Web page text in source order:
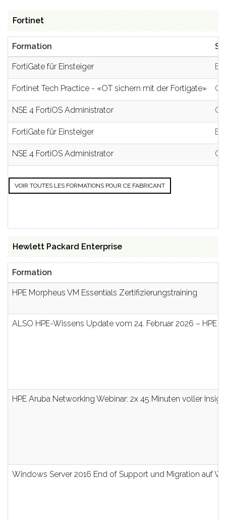
Fortinet
Formation
FortiGate für Einsteiger
Fortinet Tech Practice - «OT sichern mit der Fortigate»
NSE 4 FortiOS Administrator
FortiGate für Einsteiger
NSE 4 FortiOS Administrator
VOIR TOUTES LES FORMATIONS POUR CE FABRICANT
Hewlett Packard Enterprise
Formation
HPE Morpheus VM Essentials Zertifizierungstraining
ALSO HPE-Wissens Update vom 24. Februar 2026 – HPE
HPE Aruba Networking Webinar: 2x 45 Minuten voller
Windows Server 2016 End of Support und Migration auf